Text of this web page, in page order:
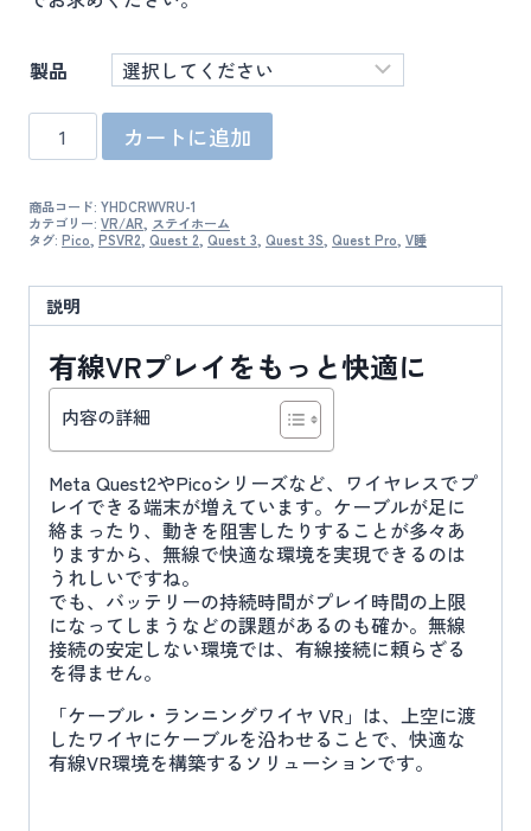
製品
ケ
ル・
ラ
ン
ン
カートに追加
商品コード: YHDCRWVRU-1
カテゴリー: VR/AR, ステイホーム
タグ: Pico, PSVR2, Quest 2, Quest 3, Quest 3S, Quest Pro, V睡
説明
有線VRプレイをもっと快適に
内容の詳細
Meta Quest2やPicoシリーズなど、ワイヤレスでプ
レイできる端末が増えています。ケーブルが足に
絡まったり、動きを阻害したりすることが多々あ
りますから、無線で快適な環境を実現できるのは
うれしいですね。
でも、バッテリーの持続時間がプレイ時間の上限
になってしまうなどの課題があるのも確か。無線
接続の安定しない環境では、有線接続に頼らざる
を得ません。
「ケーブル・ランニングワイヤ VR」は、上空に渡
したワイヤにケーブルを沿わせることで、快適な
有線VR環境を構築するソリューションです。